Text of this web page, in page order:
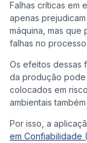
Falhas críticas em
apenas
máquina, mas que
falhas no
Os efeitos dessas
da produção
colocados em
ambientais
Por isso, a
em Confiabilidade